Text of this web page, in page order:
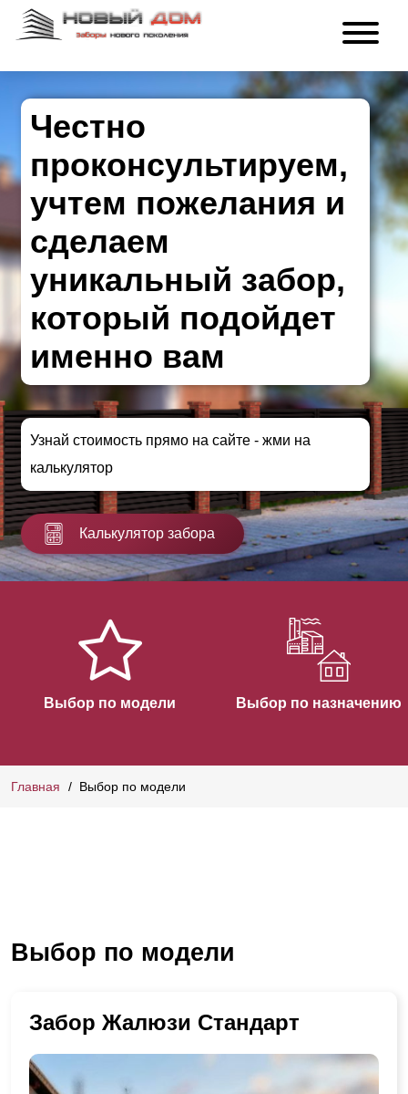
Честно
проконсультируем,
учтем пожелания и
сделаем
уникальный забор,
который подойдет
именно вам
Узнай стоимость прямо на сайте - жми на
калькулятор
Калькулятор забора
Выбор по модели Выбор по назначению
Главная Выбор по модели
Выбор по модели
Забор Жалюзи Стандарт